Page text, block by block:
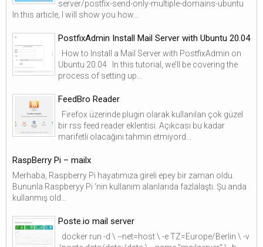
server/postfix-send-only-multiple-domains-ubuntu
In this article, I will show you how...
PostfixAdmin Install Mail Server with Ubuntu 20.04
How to Install a Mail Server with PostfixAdmin on
Ubuntu 20.04 In this tutorial, we’ll be covering the
process of setting up...
FeedBro Reader
Firefox üzerinde plugin olarak kullanılan çok güzel
bir rss feed reader eklentisi. Açıkcası bu kadar
marifetli olacağını tahmin etmiyord...
RaspBerry Pi – mailx
Merhaba, Raspberry Pi hayatımıza gireli epey bir zaman oldu.
Bununla Raspberyy Pi ‘nin kullanım alanlarıda fazlalaştı. Şu anda
kullanmış old...
Poste.io mail server
docker run -d \ --net=host \ -e TZ=Europe/Berlin \ -v